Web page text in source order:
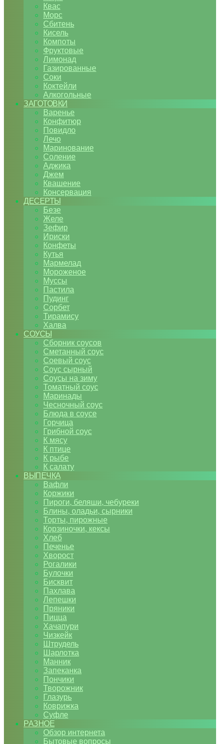
Квас
Морс
Сбитень
Кисель
Компоты
Фруктовые
Лимонад
Газированные
Соки
Коктейли
Алкогольные
ЗАГОТОВКИ
Варенье
Конфитюр
Повидло
Лечо
Маринование
Соление
Аджика
Джем
Квашение
Консервация
ДЕСЕРТЫ
Безе
Желе
Зефир
Ириски
Конфеты
Кутья
Мармелад
Мороженое
Муссы
Пастила
Пудинг
Сорбет
Тирамису
Халва
СОУСЫ
Сборник соусов
Сметанный соус
Соевый соус
Соус сырный
Соусы на зиму
Томатный соус
Маринады
Чесночный соус
Блюда в соусе
Горчица
Грибной соус
К мясу
К птице
К рыбе
К салату
ВЫПЕЧКА
Вафли
Коржики
Пироги, беляши, чебуреки
Блины, оладьи, сырники
Торты, пирожные
Корзиночки, кексы
Хлеб
Печенье
Хворост
Рогалики
Булочки
Бисквит
Пахлава
Лепешки
Пряники
Пицца
Хачапури
Чизкейк
Штрудель
Шарлотка
Манник
Запеканка
Пончики
Творожник
Глазурь
Коврижка
Суфле
РАЗНОЕ
Обзор интернета
Бытовые вопросы